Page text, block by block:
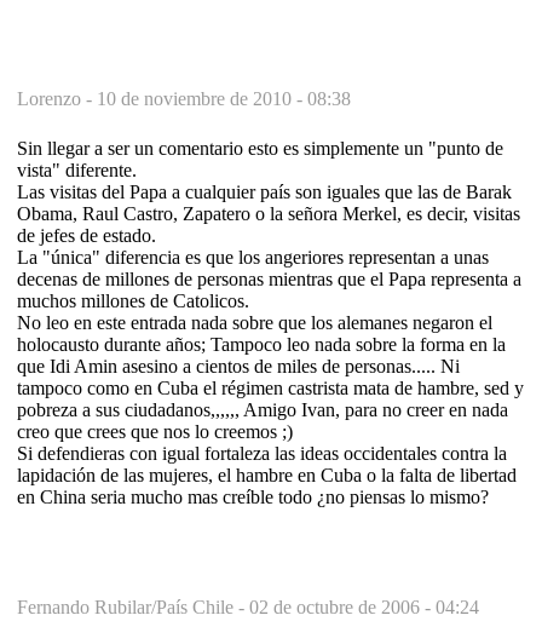
Lorenzo - 10 de noviembre de 2010 - 08:38
Sin llegar a ser un comentario esto es simplemente un "punto de
vista" diferente.
Las visitas del Papa a cualquier país son iguales que las de Barak
Obama, Raul Castro, Zapatero o la señora Merkel, es decir, visitas
de jefes de estado.
La "única" diferencia es que los angeriores representan a unas
decenas de millones de personas mientras que el Papa representa a
muchos millones de Catolicos.
No leo en este entrada nada sobre que los alemanes negaron el
holocausto durante años; Tampoco leo nada sobre la forma en la
que Idi Amin asesino a cientos de miles de personas..... Ni
tampoco como en Cuba el régimen castrista mata de hambre, sed y
pobreza a sus ciudadanos,,,,,, Amigo Ivan, para no creer en nada
creo que crees que nos lo creemos ;)
Si defendieras con igual fortaleza las ideas occidentales contra la
lapidación de las mujeres, el hambre en Cuba o la falta de libertad
en China seria mucho mas creíble todo ¿no piensas lo mismo?
Fernando Rubilar/País Chile - 02 de octubre de 2006 - 04:24